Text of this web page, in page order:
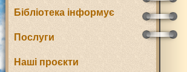
Бібліотека інформує
Послуги
Наші проєкти